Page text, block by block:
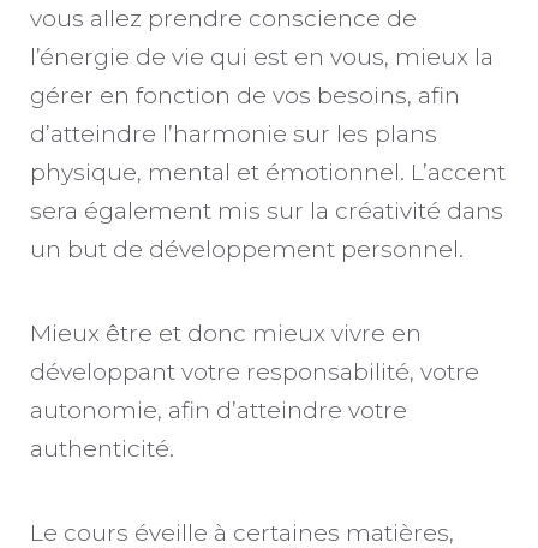
vous allez prendre conscience de
l’énergie de vie qui est en vous, mieux la
gérer en fonction de vos besoins, afin
d’atteindre l’harmonie sur les plans
physique, mental et émotionnel. L’accent
sera également mis sur la créativité dans
un but de développement personnel.
Mieux être et donc mieux vivre en
développant votre responsabilité, votre
autonomie, afin d’atteindre votre
authenticité.
Le cours éveille à certaines matières,